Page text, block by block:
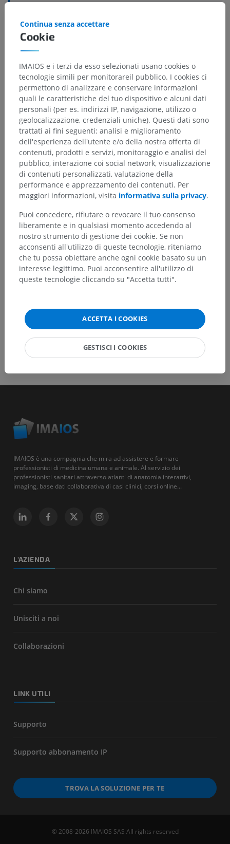
Parti del corpo
Strutture sottostanti:Non sono presenti strutture
soggiacenti per questa parte anatomica
Traduzioni
Hai notato un errore?
Non esitare a suggerire una correzione, traduzione o
Segnala un problema
SCARICA L'APP
IMAIOS è una compagnia che mira ad assistere e formare
professionisti di medicina umana e animale. Al servizio dei
professionisti sanitari attraverso atlanti di anatomia interattivi,
imaging, base dati collaborativa di casi clinici, corsi online...
L'AZIENDA
Chi siamo
Unisciti a noi
Collaborazioni
LINK UTILI
Supporto
Supporto abbonamento IP
TROVA LA SOLUZIONE PER TE
© 2008-2026 IMAIOS SAS All rights reserved
Cookie
Continua senza accettare
IMAIOS e i terzi da esso selezionati usano cookies o
tecnologie simili per monitorareil pubblico. I cookies ci
permettono di analizzare e conservare informazioni
quali le caratteristiche del tuo dispositivo e alcuni dati
personali (per es. indirizzi IP, navigazione, utilizzo o
geolocalizzazione, credenziali uniche). Questi dati sono
trattati ai fini seguenti: analisi e miglioramento
dell'esperienza dell'utente e/o della nostra offerta di
contenuti, prodotti e servizi, monitoraggio e analisi del
pubblico, interazione coi social network, visualizzazione
di contenuti personalizzati, valutazione della
performance e apprezzamento dei contenuti. Per
maggiori informazioni, visita informativa sulla privacy.
Puoi concedere, rifiutare o revocare il tuo consenso
liberamente e in qualsiasi momento accedendo al
nostro strumento di gestione dei cookie. Se non
acconsenti all'utilizzo di queste tecnologie, riteniamo
che tu possa obiettare anche ogni cookie basato su un
interesse legittimo. Puoi acconsentire all'utilizzo di
queste tecnologie cliccando su "Accetta tutti".
ACCETTA I COOKIES
GESTISCI I COOKIES